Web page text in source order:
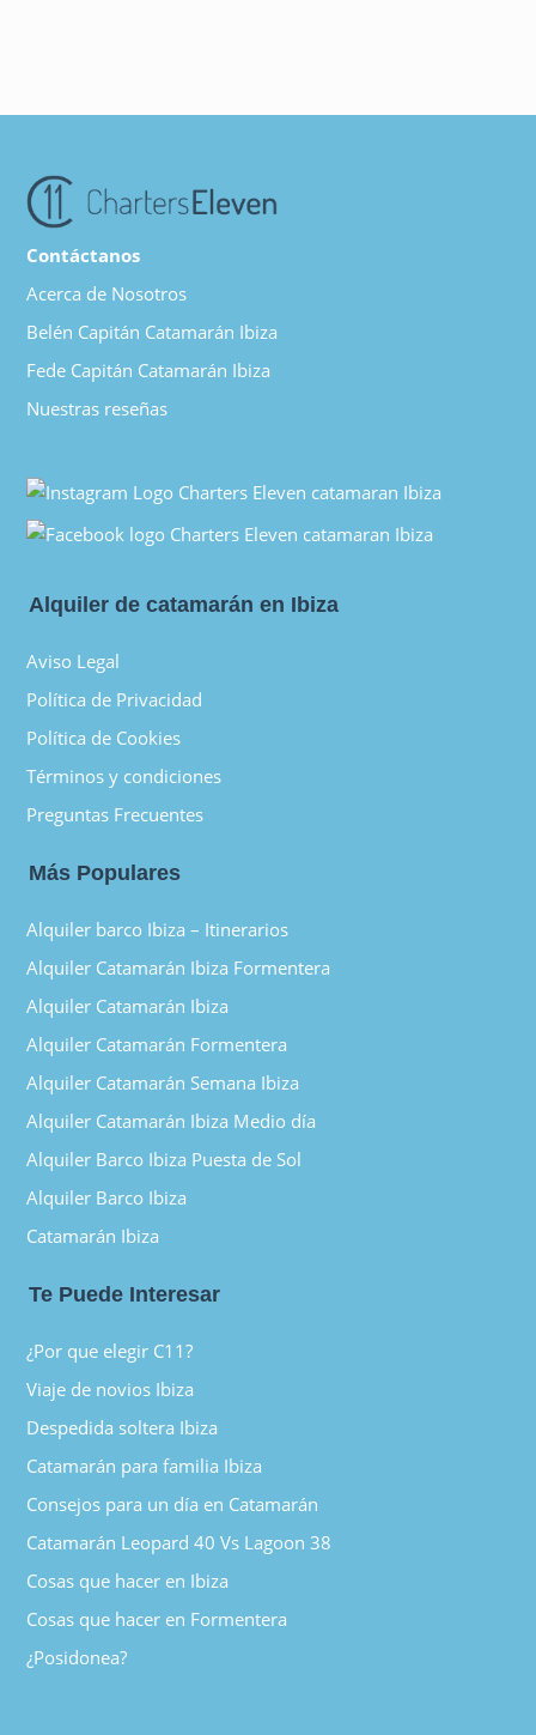
Contáctanos
Acerca de Nosotros
Belén Capitán Catamarán Ibiza
Fede Capitán Catamarán Ibiza
Nuestras reseñas
Alquiler de catamarán en Ibiza
Aviso Legal
Política de Privacidad
Política de Cookies
Términos y condiciones
Preguntas Frecuentes
Más Populares
Alquiler barco Ibiza – Itinerarios
Alquiler Catamarán Ibiza Formentera
Alquiler Catamarán Ibiza
Alquiler Catamarán Formentera
Alquiler Catamarán Semana Ibiza
Alquiler Catamarán Ibiza Medio día
Alquiler Barco Ibiza Puesta de Sol
Alquiler Barco Ibiza
Catamarán Ibiza
Te Puede Interesar
¿Por que elegir C11?
Viaje de novios Ibiza
Despedida soltera Ibiza
Catamarán para familia Ibiza
Consejos para un día en Catamarán
Catamarán Leopard 40 Vs Lagoon 38
Cosas que hacer en Ibiza
Cosas que hacer en Formentera
¿Posidonea?